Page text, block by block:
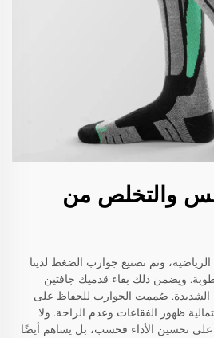
والتخلص من
وتم تصنيع جوارب الضغط لدينا
ويضمن ذلك بقاء قدميك جافتين
الشديدة. صُممت الجوارب للحفاظ على
ظهور الفقاعات وعدم الراحة. ولا
على تحسين الأداء فحسب، بل يساهم أيضًا